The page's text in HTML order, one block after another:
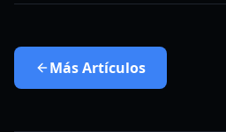
MásArtículos